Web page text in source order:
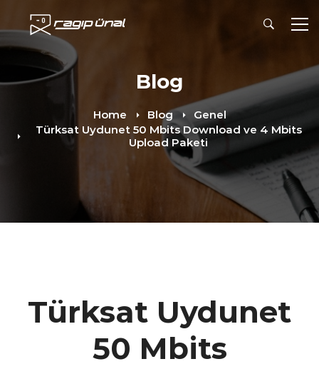
Blog
Home Blog
Genel
Türksat Uydunet 50 Mbits Download ve 4 Mbits
Upload Paketi
Türksat Uydunet
50 Mbits